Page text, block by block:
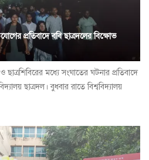
প্রতিবাদে ববি ছাত্রদলের বিক্ষোভ
ছাত্রশিবিরের মধ্যে সংঘাতের ঘটনার প্রতিবাদে
ছাত্রদল। বুধবার রাতে বিশ্ববিদ্যালয়